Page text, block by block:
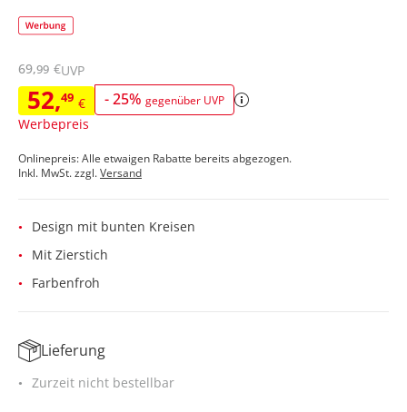
52,49 € -25% gegenüber UVP
Werbepreis
69,99 €UVP
Onlinepreis: Alle etwaigen Rabatte bereits abgezogen.
Inkl. MwSt. zzgl.Versand
Design mit bunten Kreisen
Mit Zierstich
Farbenfroh
Lieferung
Zurzeit nicht bestellbar